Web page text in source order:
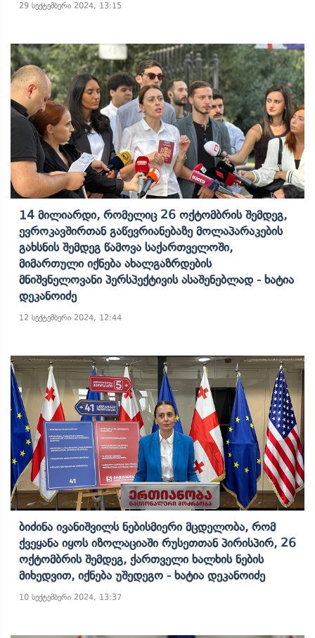
29 სექტემბერი 2024, 13:15
14 Მილიარდი, Რომელიც 26 Ოქტომბრის Შემდეგ,
Ევროკავშირთან Გაწევრიანებაზე Მოლაპარაკების
Გახსნის Შემდეგ Წამოვა Საქართველოში,
Მიმართული Იქნება Ახალგაზრდების
Მნიშვნელოვანი Პერსპექტივის Ასაშენებლად - Ხატია
Დეკანოიძე
12 სექტემბერი 2024, 12:44
Ბიძინა Ივანიშვილს Ნებისმიერი Მცდელობა, Რომ
Ქვეყანა Იყოს Იზოლაციაში Რუსეთთან Პირისპირ, 26
Ოქტომბრის Შემდეგ, Ქართველი Ხალხის Ნების
Მიხედვით, Იქნება Უშედეგო - Ხატია Დეკანოიძე
10 სექტემბერი 2024, 13:37